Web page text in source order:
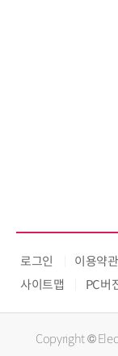
로그인 이용약관
사이트맵
PC버
Copyright ©